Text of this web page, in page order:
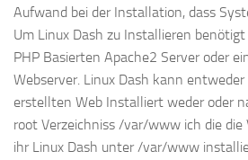
Aufwand bei der Installation, dass
Um Linux Dash zu Installieren
PHP Basierten Apache2 Server oder
Webserver. Linux Dash kann
erstellten Web Installiert weder oder
root Verzeichniss /var/www ich die die
ihr Linux Dash unter /var/www